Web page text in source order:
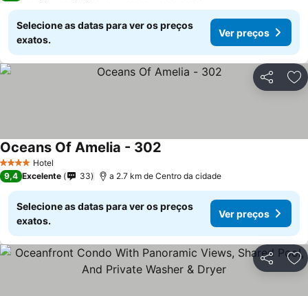
Selecione as datas para ver os preços
exatos.
Ver preços
Partilhar
4 EstrelasHotel
Oceans Of Amelia - 302
9,4 Excelente 33 a 2.7 km de Centro da cidade
Selecione as datas para ver os preços
exatos.
Ver preços
Partilhar